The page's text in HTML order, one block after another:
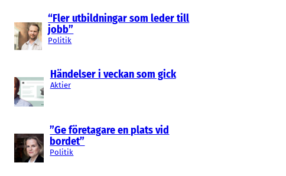
“Fler utbildningar som leder till
jobb”
Politik
Händelser i veckan som gick
Aktier
”Ge företagare en plats vid
bordet”
Politik